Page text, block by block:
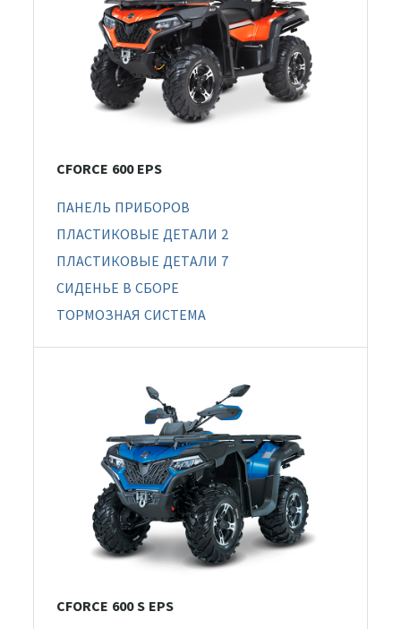
CFORCE 600 EPS
ПАНЕЛЬ ПРИБОРОВ
ПЛАСТИКОВЫЕ ДЕТАЛИ 2
ПЛАСТИКОВЫЕ ДЕТАЛИ 7
СИДЕНЬЕ В СБОРЕ
ТОРМОЗНАЯ СИСТЕМА
CFORCE 600 S EPS